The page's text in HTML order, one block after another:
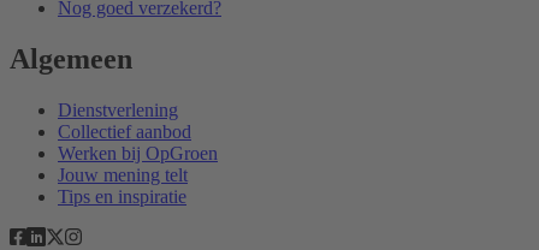
Nog goed verzekerd?
Algemeen
Dienstverlening
Collectief aanbod
Werken bij OpGroen
Jouw mening telt
Tips en inspiratie